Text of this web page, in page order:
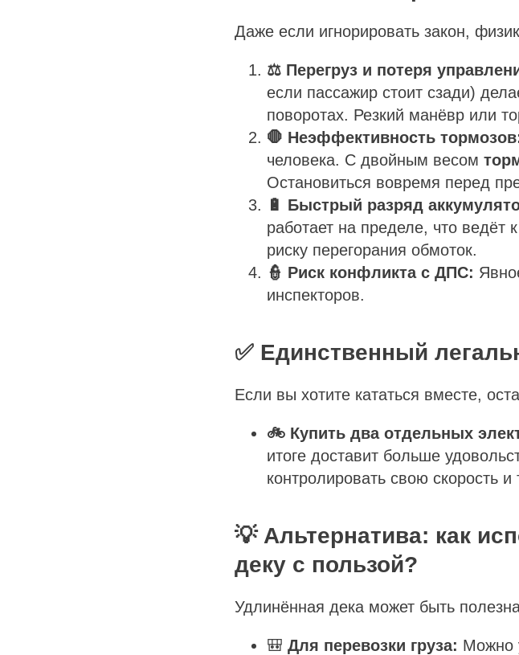
Даже если игнорировать закон,
⚖️ Перегруз и потеря
если пассажир стоит сзади)
поворотах. Резкий манёвр или
🛑 Неэффективность
человека. С двойным весом
Остановиться вовремя перед
🔋 Быстрый разряд
работает на пределе, что ведёт к
риску перегорания обмоток.
👮 Риск конфликта с ДПС:
инспекторов.
✅ Единственный
Если вы хотите кататься вместе,
🚲 Купить два отдельных
итоге доставит больше
контролировать свою скорость и
💡 Альтернатива: как
деку с пользой?
Удлинённая дека может быть
🎒 Для перевозки груза: Можно